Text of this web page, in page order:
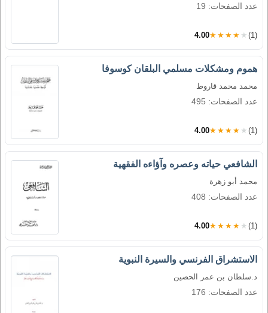
عدد الصفحات: 19
4.00★★★★★ (1)
هموم ومشكلات مسلمي البلقان كوسوفا
محمد محمد قاروط
عدد الصفحات: 495
4.00★★★★★ (1)
الشافعي حياته وعصره وآؤاءه الفقهية
محمد أبو زهرة
عدد الصفحات: 408
4.00★★★★★ (1)
الاستشراق الفرنسي والسيرة النبوية
د.سلطان بن عمر الحصين
عدد الصفحات: 176